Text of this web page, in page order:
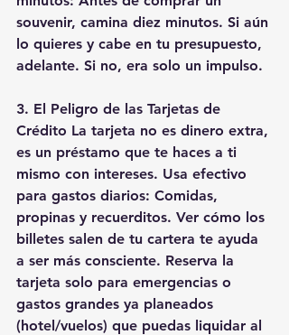
souvenir, camina diez minutos. Si aún
lo quieres y cabe en tu presupuesto,
adelante. Si no, era solo un impulso.
3. El Peligro de las Tarjetas de
Crédito La tarjeta no es dinero extra,
es un préstamo que te haces a ti
mismo con intereses. Usa efectivo
para gastos diarios: Comidas,
propinas y recuerditos. Ver cómo los
billetes salen de tu cartera te ayuda
a ser más consciente. Reserva la
tarjeta solo para emergencias o
gastos grandes ya planeados
(hotel/vuelos) que puedas liquidar al